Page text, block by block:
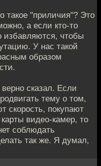
такое "приличия"? Это
а если кто-то
избавляются, чтобы
У нас такой
образом
сказал. Если
тему о том,
скорость, покупают
видео-камер, то
соблюдать
так же. Я думал,